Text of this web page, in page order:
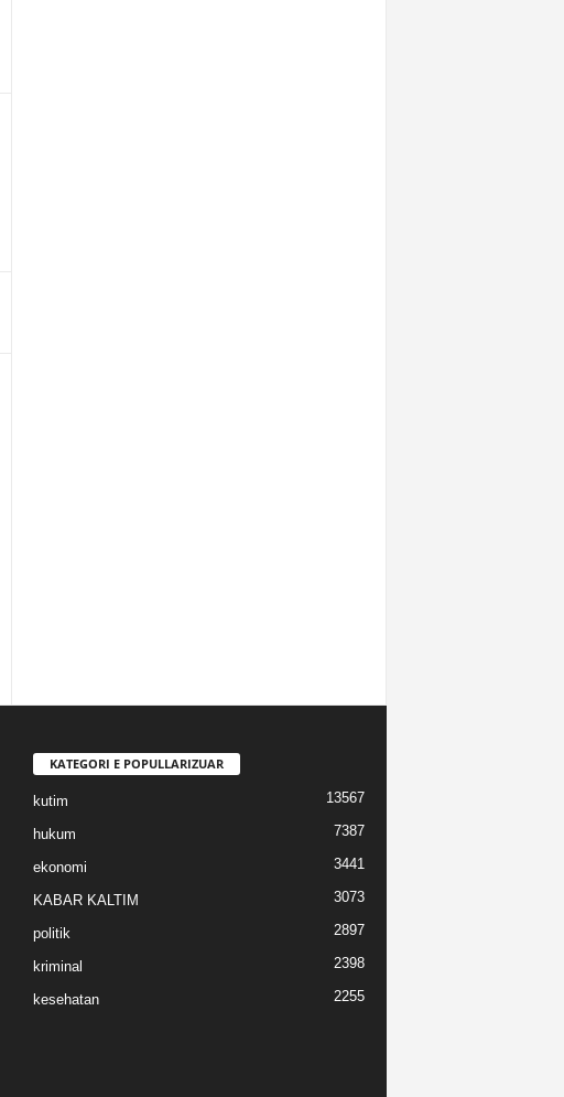
KATEGORI E POPULLARIZUAR
kutim 13567
hukum 7387
ekonomi 3441
KABAR KALTIM 3073
politik 2897
kriminal 2398
kesehatan 2255